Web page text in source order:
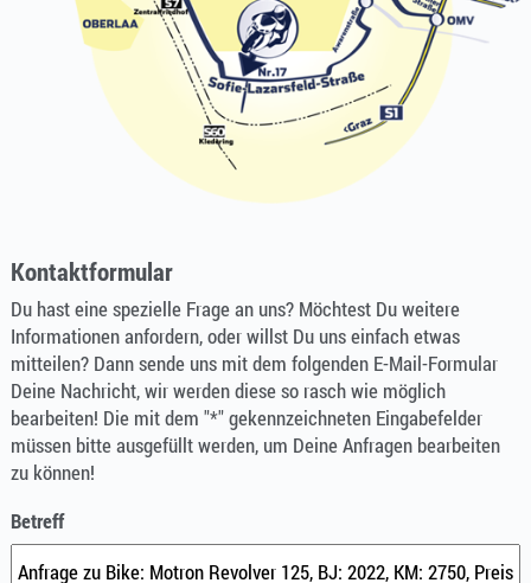
Kontaktformular
Du hast eine spezielle Frage an uns? Möchtest Du weitere
Informationen anfordern, oder willst Du uns einfach etwas
mitteilen? Dann sende uns mit dem folgenden E-Mail-Formular
Deine Nachricht, wir werden diese so rasch wie möglich
bearbeiten! Die mit dem "*" gekennzeichneten Eingabefelder
müssen bitte ausgefüllt werden, um Deine Anfragen bearbeiten
zu können!
Betreff